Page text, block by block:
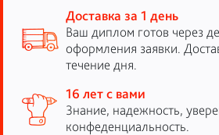
Доставка за 1 день
Ваш диплом готов через
оформления заявки.
течение дня.
16 лет с вами
Знание, надежность,
конфеденциальность.